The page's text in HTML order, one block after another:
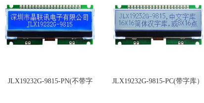
JLX19232G-9815-PN(不带字 JLX19232G-9815-PC(带字库）